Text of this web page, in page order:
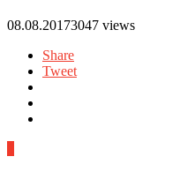
08.08.20173047 views
Share
Tweet